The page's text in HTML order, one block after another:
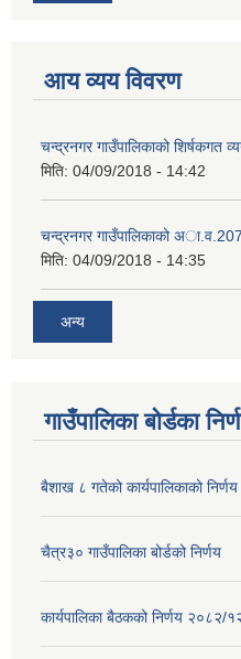
आय व्यय विवरण
चन्द्रनगर गाउँपालिकाको शिर्षकगत
मिति: 04/09/2018 - 14:42
चन्द्रनगर गाउँपालिकाको
मिति: 04/09/2018 - 14:35
अन्य
गाउँपालिका बोर्डका
बैशाख ८ गतेको कार्यपालिकाको
चैत्र३० गाउँपालिका बोर्डको निर्णय
कार्यपालिका बैठकको निर्णय २०८२/